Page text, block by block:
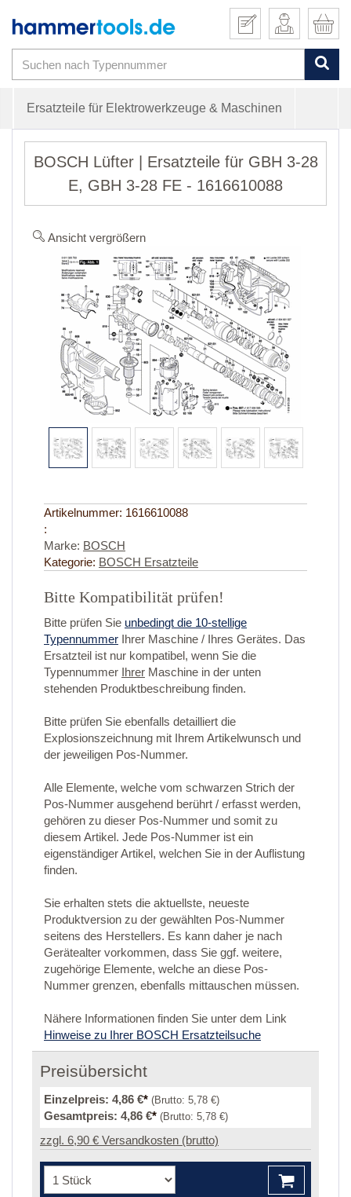
Ersatzteile für Elektrowerkzeuge & Maschinen
BOSCH Lüfter | Ersatzteile für GBH 3-28
E, GBH 3-28 FE - 1616610088
Ansicht vergrößern
Artikelnummer: 1616610088
:
Marke: BOSCH
Kategorie: BOSCH Ersatzteile
Bitte Kompatibilität prüfen!
Bitte prüfen Sie unbedingt die 10-stellige
Typennummer Ihrer Maschine / Ihres Gerätes. Das
Ersatzteil ist nur kompatibel, wenn Sie die
Typennummer Ihrer Maschine in der unten
stehenden Produktbeschreibung finden.
Bitte prüfen Sie ebenfalls detailliert die
Explosionszeichnung mit Ihrem Artikelwunsch und
der jeweiligen Pos-Nummer.
Alle Elemente, welche vom schwarzen Strich der
Pos-Nummer ausgehend berührt / erfasst werden,
gehören zu dieser Pos-Nummer und somit zu
diesem Artikel. Jede Pos-Nummer ist ein
eigenständiger Artikel, welchen Sie in der Auflistung
finden.
Sie erhalten stets die aktuellste, neueste
Produktversion zu der gewählten Pos-Nummer
seitens des Herstellers. Es kann daher je nach
Gerätealter vorkommen, dass Sie ggf. weitere,
zugehörige Elemente, welche an diese Pos-
Nummer grenzen, ebenfalls mittauschen müssen.
Nähere Informationen finden Sie unter dem Link
Hinweise zu Ihrer BOSCH Ersatzteilsuche
Preisübersicht
Einzelpreis: 4,86 €* (Brutto: 5,78 €)
Gesamtpreis: 4,86 €* (Brutto: 5,78 €)
zzgl. 6,90 € Versandkosten (brutto)